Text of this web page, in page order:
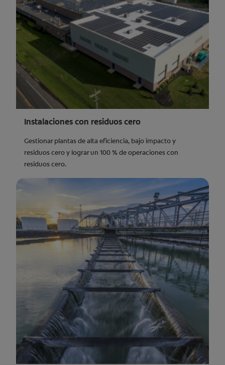
Instalaciones con residuos cero
Gestionar plantas de alta eficiencia, bajo impacto y
residuos cero y lograr un 100 % de operaciones con
residuos cero.